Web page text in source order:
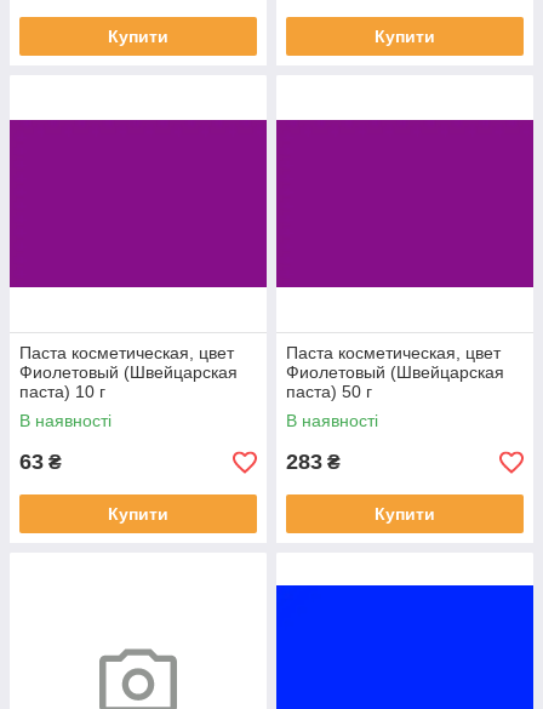
Купити Купити
Паста косметическая, цвет
Фиолетовый (Швейцарская
паста) 10 г
В наявності
63 ₴
Купити
Паста косметическая, цвет
Фиолетовый (Швейцарская
паста) 50 г
В наявності
283 ₴
Купити